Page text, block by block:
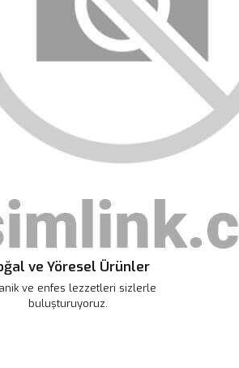
konularda yetersiz gördüğünüz
ve Yöresel Ürünler
ve enfes lezzetleri sizlerle
buluşturuyoruz.